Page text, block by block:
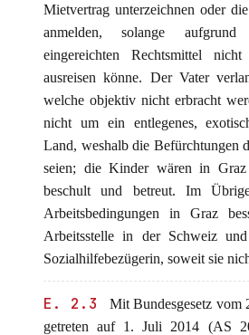
Mietvertrag unterzeichnen oder
anmelden, solange aufgrund
eingereichten Rechtsmittel
ausreisen könne. Der Vater
welche objektiv nicht erbracht
nicht um ein entlegenes,
Land, weshalb die Befürchtungen
seien; die Kinder wären in Graz
beschult und betreut. Im
Arbeitsbedingungen in Graz
Arbeitsstelle in der Schweiz
Sozialhilfebezügerin, soweit sie
E. 2.3
Mit Bundesgesetz
getreten auf 1. Juli 2014 (AS